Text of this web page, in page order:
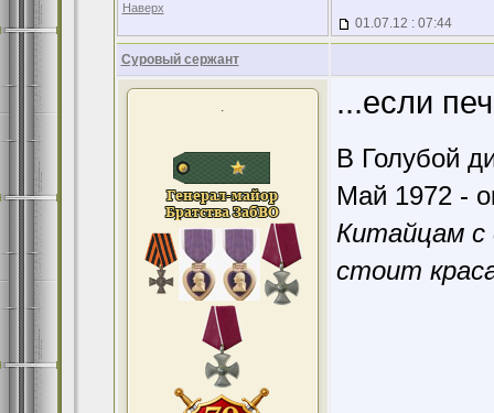
Наверх
01.07.12 : 07:44
Суровый сержант
. ...если
В Голубой
Май 1972 -
Китайцам с
стоит